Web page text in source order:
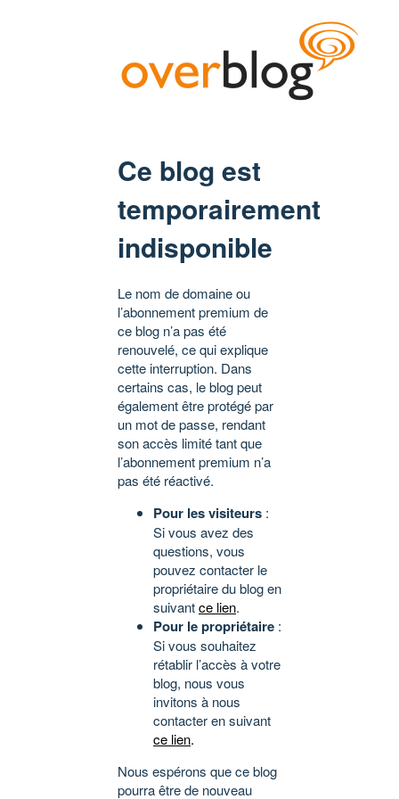
Ce blog est
temporairement
indisponible
Le nom de domaine ou
l’abonnement premium de
ce blog n’a pas été
renouvelé, ce qui explique
cette interruption. Dans
certains cas, le blog peut
également être protégé par
un mot de passe, rendant
son accès limité tant que
l’abonnement premium n’a
pas été réactivé.
Pour les visiteurs :
Si vous avez des
questions, vous
pouvez contacter le
propriétaire du blog en
suivantce lien.
Pour le propriétaire :
Si vous souhaitez
rétablir l’accès à votre
blog, nous vous
invitons à nous
contacter en suivant
ce lien.
Nous espérons que ce blog
pourra être de nouveau